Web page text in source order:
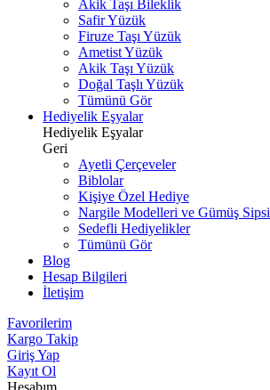
Akik Taşı Bileklik
Safir Yüzük
Firuze Taşı Yüzük
Ametist Yüzük
Akik Taşı Yüzük
Doğal Taşlı Yüzük
Tümünü Gör
Hediyelik Eşyalar
Hediyelik Eşyalar
Geri
Ayetli Çerçeveler
Biblolar
Kişiye Özel Hediye
Nargile Modelleri ve Gümüş Sipsi
Sedefli Hediyelikler
Tümünü Gör
Blog
Hesap Bilgileri
İletişim
Favorilerim
Kargo Takip
Giriş Yap
Kayıt Ol
Hesabım